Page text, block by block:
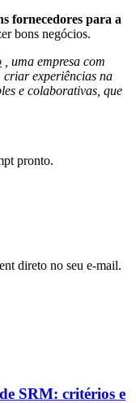
fornecedores para a
bons negócios.
, uma empresa com
criar experiências na
e colaborativas, que
pronto.
direto no seu e-mail.
SRM: critérios e